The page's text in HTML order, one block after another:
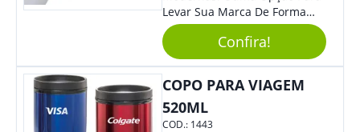
Levar Sua Marca De Forma
Estilosa, Agregando Valor Para
Sua Empresa Em Eventos,
Reuniões Corporativas Ou Até
Colaboradores.
Confira!
COPO PARA VIAGEM
520ML
COD.: 1443